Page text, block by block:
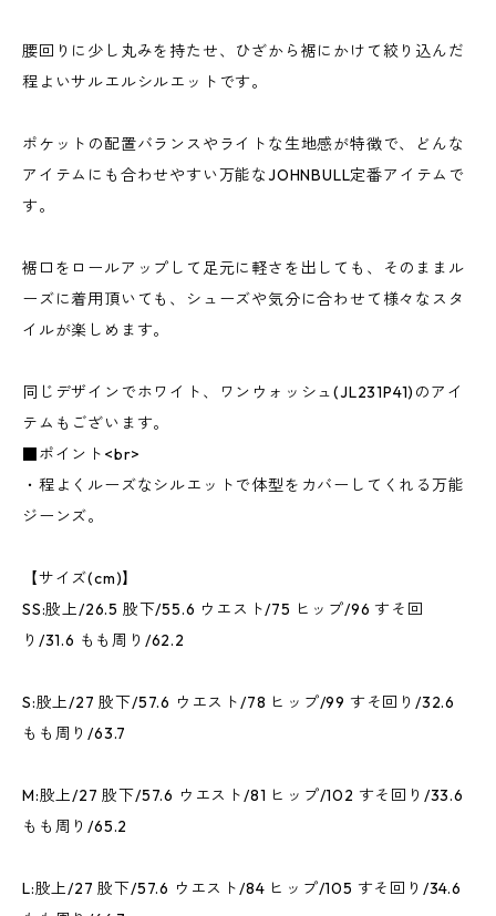
腰回りに少し丸みを持たせ、ひざから裾にかけて絞り込んだ
程よいサルエルシルエットです。
ポケットの配置バランスやライトな生地感が特徴で、どんな
アイテムにも合わせやすい万能なJOHNBULL定番アイテムで
す。
裾口をロールアップして足元に軽さを出しても、そのままル
ーズに着用頂いても、シューズや気分に合わせて様々なスタ
イルが楽しめます。
同じデザインでホワイト、ワンウォッシュ(JL231P41)のアイ
テムもございます。
■ポイント<br>
・程よくルーズなシルエットで体型をカバーしてくれる万能
ジーンズ。
【サイズ(cm)】
SS:股上/26.5 股下/55.6 ウエスト/75 ヒップ/96 すそ回
り/31.6 もも周り/62.2
S:股上/27 股下/57.6 ウエスト/78 ヒップ/99 すそ回り/32.6
もも周り/63.7
M:股上/27 股下/57.6 ウエスト/81 ヒップ/102 すそ回り/33.6
もも周り/65.2
L:股上/27 股下/57.6 ウエスト/84 ヒップ/105 すそ回り/34.6